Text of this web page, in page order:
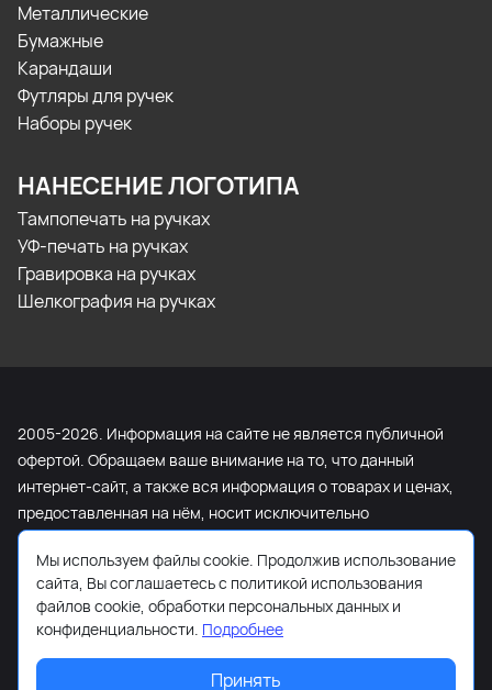
Металлические
Бумажные
Карандаши
Футляры для ручек
Наборы ручек
НАНЕСЕНИЕ ЛОГОТИПА
Тампопечать на ручках
УФ-печать на ручках
Гравировка на ручках
Шелкография на ручках
2005-2026. Информация на сайте не является публичной
офертой. Обращаем ваше внимание на то, что данный
интернет-сайт, а также вся информация о товарах и ценах,
предоставленная на нём, носит исключительно
информационный характер и ни при каких условиях не
является публичной офертой, определяемой положениями
Статьи 437 Гражданского кодекса Российской Федерации.
Для получения подробной информации о наличии и
стоимости указанных товаров и (или) услуг, пожалуйста,
обращайтесь к менеджеру сайта с помощью специальной
Мы используем файлы cookie. Продолжив использование
сайта, Вы соглашаетесь с политикой использования
файлов cookie, обработки персональных данных и
конфиденциальности. Подробнее
Принять